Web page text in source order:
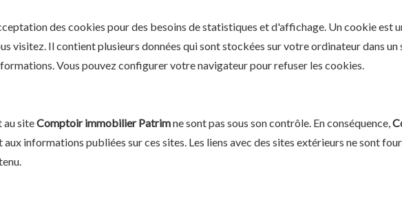
des cookies pour des besoins de statistiques et d'affichage. Un cookie est
visitez. Il contient plusieurs données qui sont stockées sur votre ordinateur dans
Vous pouvez configurer votre navigateur pour refuser les cookies.
au siteComptoir immobilier Patrimne sont pas sous son contrôle. En conséquence,
informations publiées sur ces sites. Les liens avec des sites extérieurs ne sont